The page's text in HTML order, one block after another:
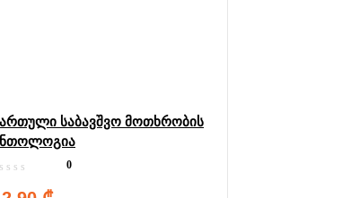
საბავშვო მოთხრობის
0